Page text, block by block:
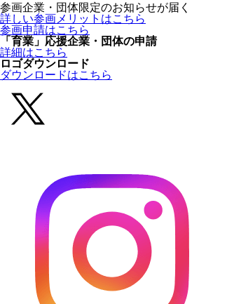
参画企業・団体限定のお知らせが届く
詳しい参画メリットはこちら
参画申請はこちら
「育業」応援企業・団体の申請
詳細はこちら
ロゴダウンロード
ダウンロードはこちら